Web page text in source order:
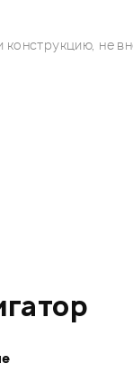
не